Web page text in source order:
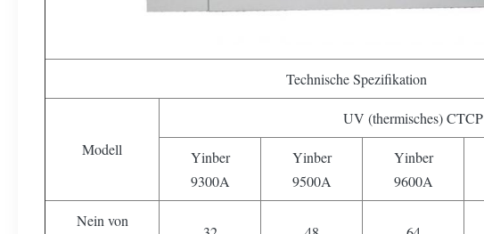
Technische Spezifikation
Modell
UV (thermisches) CTCP
Yinber
9300A
Yinber
9500A
Yinber
9600A
Nein von